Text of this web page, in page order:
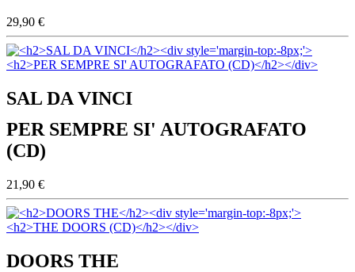
29,90 €
SAL DA VINCI
PER SEMPRE SI' AUTOGRAFATO
(CD)
21,90 €
DOORS THE